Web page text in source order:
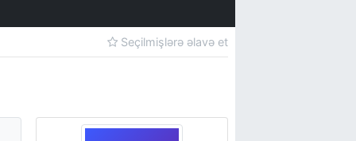
Seçilmişlərə əlavə et